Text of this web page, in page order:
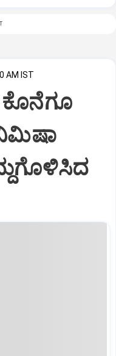
AM IST
ಕೊನೆಗೂ